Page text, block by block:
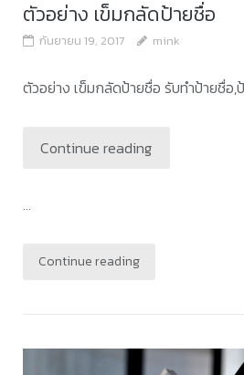
ตัวอย่าง เข็มกลัดป้ายชื่อ
กันยายน 19, 2017 mink
ตัวอย่าง เข็มกลัดป้ายชื่อ รับทำป้ายชื่อ,
Continue reading
...
Continue reading